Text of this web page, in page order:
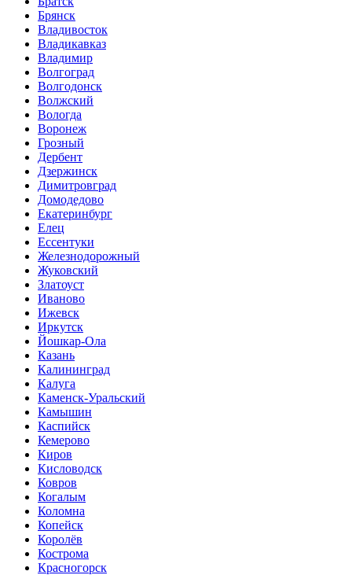
Брянск
Владивосток
Владикавказ
Владимир
Волгоград
Волгодонск
Волжский
Вологда
Воронеж
Грозный
Дербент
Дзержинск
Димитровград
Домодедово
Екатеринбург
Елец
Ессентуки
Железнодорожный
Жуковский
Златоуст
Иваново
Ижевск
Иркутск
Йошкар-Ола
Казань
Калининград
Калуга
Каменск-Уральский
Камышин
Каспийск
Кемерово
Киров
Кисловодск
Ковров
Когалым
Коломна
Копейск
Королёв
Кострома
Красногорск